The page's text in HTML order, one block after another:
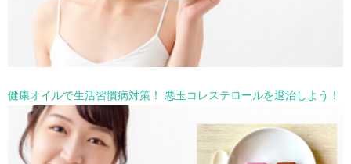
健康オイルで生活習慣病対策！ 悪玉コレステロールを退治しよう！